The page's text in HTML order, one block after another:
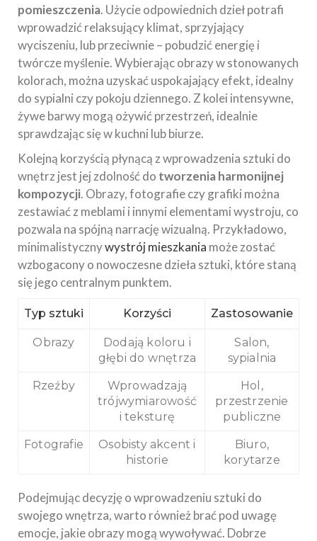
pomieszczenia. Użycie odpowiednich dzieł potrafi
wprowadzić relaksujący klimat, sprzyjający
wyciszeniu, lub przeciwnie – pobudzić energię i
twórcze myślenie. Wybierając obrazy w stonowanych
kolorach, można uzyskać uspokajający efekt, idealny
do sypialni czy pokoju dziennego. Z kolei intensywne,
żywe barwy mogą ożywić przestrzeń, idealnie
sprawdzając się w kuchni lub biurze.
Kolejną korzyścią płynącą z wprowadzenia sztuki do
wnętrz jest jej zdolność do tworzenia harmonijnej
kompozycji. Obrazy, fotografie czy grafiki można
zestawiać z meblami i innymi elementami wystroju, co
pozwala na spójną narrację wizualną. Przykładowo,
minimalistycznywystrój mieszkania może zostać
wzbogacony o nowoczesne dzieła sztuki, które staną
się jego centralnym punktem.
Typ sztuki Korzyści Zastosowanie
Obrazy
Dodają koloru i
głębi do wnętrza
Salon,
sypialnia
Rzeźby
Wprowadzają
trójwymiarowość
i teksturę
Hol,
przestrzenie
publiczne
Fotografie
Osobisty akcent i
historie
Biuro,
korytarze
Podejmując decyzję o wprowadzeniu sztuki do
swojego wnętrza, warto również brać pod uwagę
emocje, jakie obrazy mogą wywoływać. Dobrze